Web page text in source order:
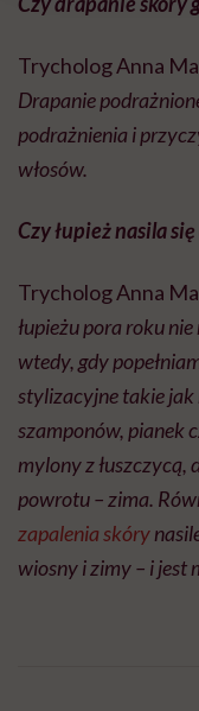
Trycholog Anna
Drapanie
podrażnienia i
włosów.
Czy łupież nasila
Trycholog Anna
łupieżu pora roku
wtedy, gdy
stylizacyjne takie jak
szamponów, pianek
mylony z łuszczycą,
powrotu – zima.
zapalenia skóry
wiosny i zimy – i jest